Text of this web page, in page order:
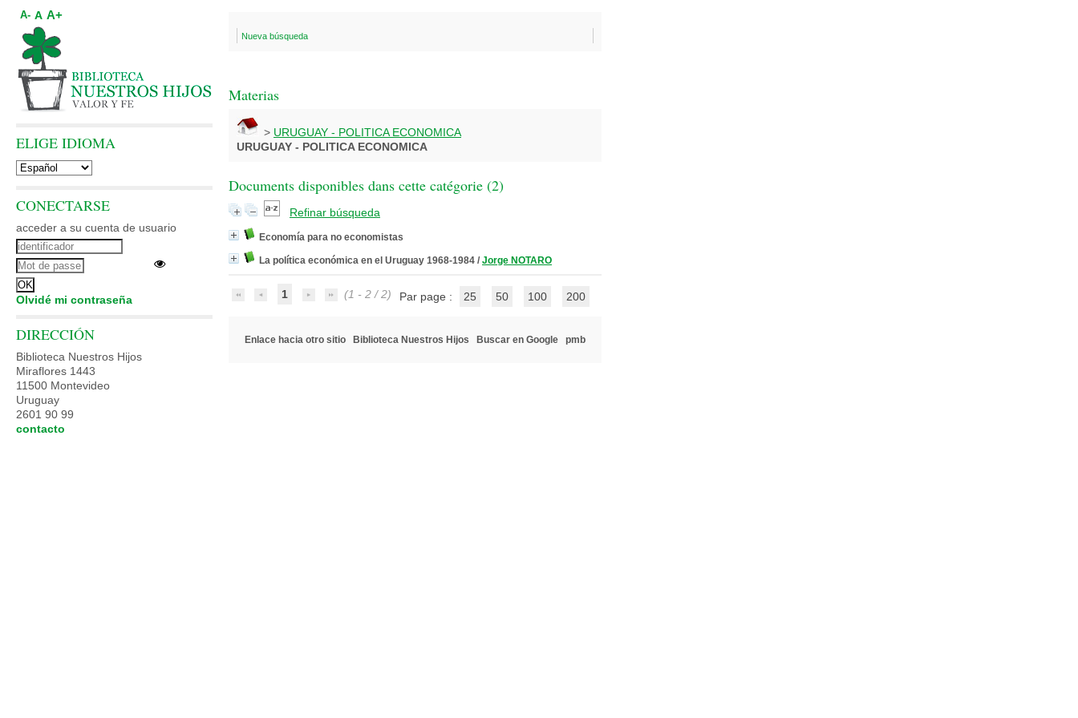
Nueva búsqueda
Materias
> URUGUAY - POLITICA ECONOMICA
URUGUAY - POLITICA ECONOMICA
Documents disponibles dans cette catégorie (2)
Refinar búsqueda
Economía para no economistas
La política económica en el Uruguay 1968-1984 / Jorge NOTARO
1 (1 - 2 / 2) Par page : 25 50 100 200
Enlace hacia otro sitio Biblioteca Nuestros Hijos Buscar en Google pmb
A- A A+
ELIGE IDIOMA
CONECTARSE
acceder a su cuenta de usuario
Olvidé mi contraseña
DIRECCIÓN
Biblioteca Nuestros Hijos
Miraflores 1443
11500 Montevideo
Uruguay
2601 90 99
contacto